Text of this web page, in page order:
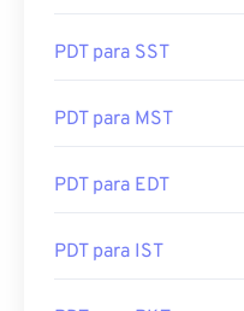
PDT para SST
PDT para MST
PDT para EDT
PDT para IST